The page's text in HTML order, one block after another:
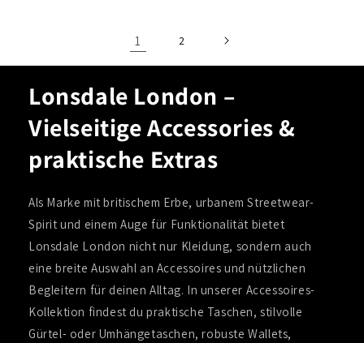
1 2
Lonsdale London –
Vielseitige Accessories &
praktische Extras
Als Marke mit britischem Erbe, urbanem Streetwear-
Spirit und einem Auge für Funktionalität bietet
Lonsdale London nicht nur Kleidung, sondern auch
eine breite Auswahl an Accessoires und nützlichen
Begleitern für deinen Alltag. In unserer Accessoires-
Kollektion findest du praktische Taschen, stilvolle
Gürtel- oder Umhängetaschen, robuste Wallets,